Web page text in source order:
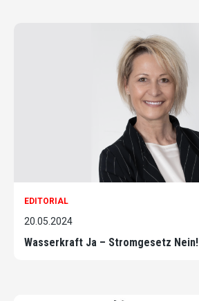
EDITORIAL
20.05.2024
Wasserkraft Ja – Stromgesetz Nein!